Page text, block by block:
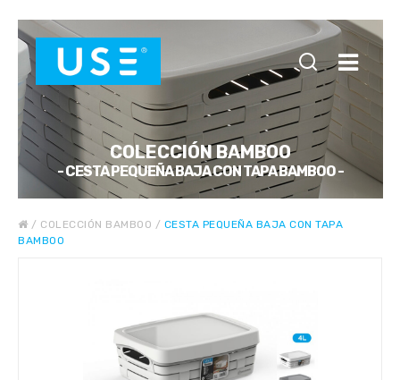
COLECCIÓN BAMBOO
- CESTA PEQUEÑA BAJA CON TAPA BAMBOO -
/ COLECCIÓN BAMBOO / CESTA PEQUEÑA BAJA CON TAPA
BAMBOO